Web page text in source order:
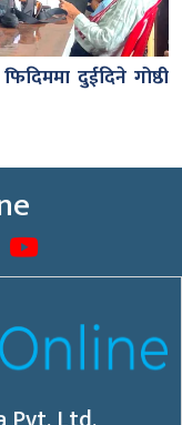
दुईदिने गोष्ठी